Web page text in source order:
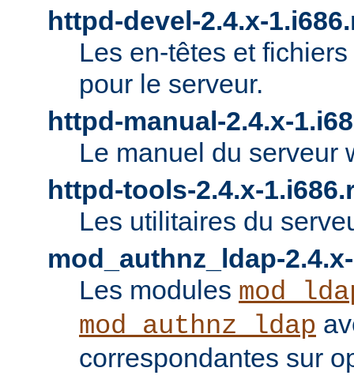
httpd-devel-2.4.x-
Les en-têtes et
pour le serveur.
httpd-manual-2.4.x-
Le manuel du serveur
httpd-tools-2.4.x-
Les utilitaires du
mod_authnz_ldap-
Les modules
mod_authnz_ldap
correspondantes sur